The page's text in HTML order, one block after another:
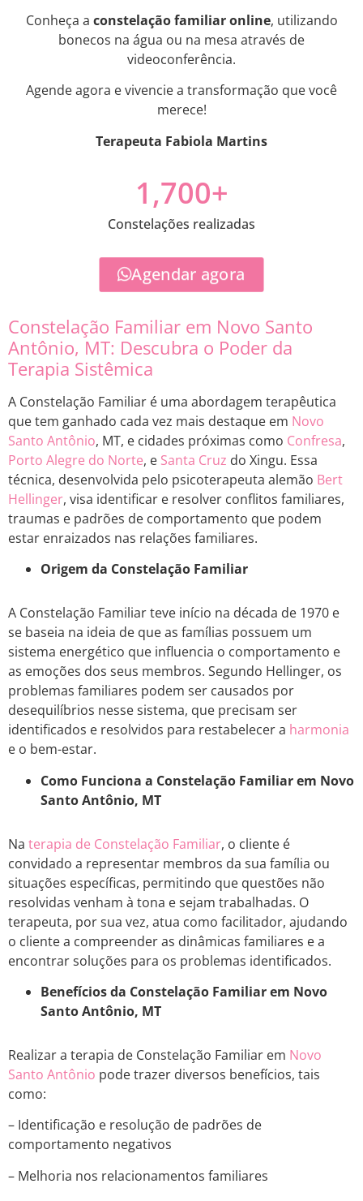
Conheça a constelação familiar online, utilizando
bonecos na água ou na mesa através de
videoconferência.
Agende agora e vivencie a transformação que você
merece!
Terapeuta Fabiola Martins
Constelações realizadas
1,700+
Agendar agora
Constelação Familiar em Novo Santo
Antônio, MT: Descubra o Poder da
Terapia Sistêmica
A Constelação Familiar é uma abordagem terapêutica
que tem ganhado cada vez mais destaque em Novo
Santo Antônio, MT, e cidades próximas como Confresa,
Porto Alegre do Norte, e Santa Cruz do Xingu. Essa
técnica, desenvolvida pelo psicoterapeuta alemão Bert
Hellinger, visa identificar e resolver conflitos familiares,
traumas e padrões de comportamento que podem
estar enraizados nas relações familiares.
Origem da Constelação Familiar
A Constelação Familiar teve início na década de 1970 e
se baseia na ideia de que as famílias possuem um
sistema energético que influencia o comportamento e
as emoções dos seus membros. Segundo Hellinger, os
problemas familiares podem ser causados por
desequilíbrios nesse sistema, que precisam ser
identificados e resolvidos para restabelecer a harmonia
e o bem-estar.
Como Funciona a Constelação Familiar em Novo
Santo Antônio, MT
Na terapia de Constelação Familiar, o cliente é
convidado a representar membros da sua família ou
situações específicas, permitindo que questões não
resolvidas venham à tona e sejam trabalhadas. O
terapeuta, por sua vez, atua como facilitador, ajudando
o cliente a compreender as dinâmicas familiares e a
encontrar soluções para os problemas identificados.
Benefícios da Constelação Familiar em Novo
Santo Antônio, MT
Realizar a terapia de Constelação Familiar em Novo
Santo Antônio pode trazer diversos benefícios, tais
como:
– Identificação e resolução de padrões de
comportamento negativos
– Melhoria nos relacionamentos familiares